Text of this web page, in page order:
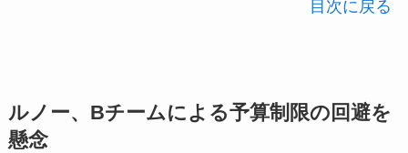
目次に戻る
ルノー、Bチームによる予算制限の回避を
懸念